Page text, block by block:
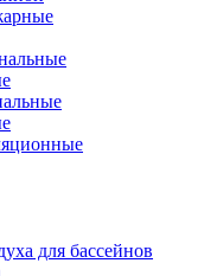
для бассейнов